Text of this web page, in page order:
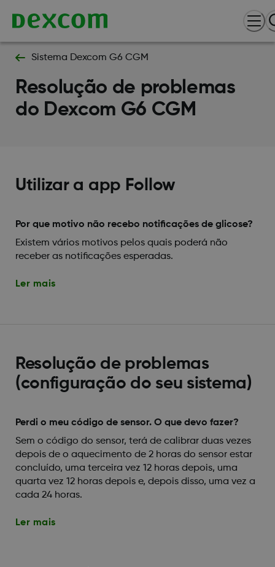
Sistema Dexcom G6 CGM
Resolução de problemas
do Dexcom G6 CGM
Utilizar a app Follow
Por que motivo não recebo notificações de glicose?
Existem vários motivos pelos quais poderá não
receber as notificações esperadas.
Ler mais
Resolução de problemas
(configuração do seu sistema)
Perdi o meu código de sensor. O que devo fazer?
Sem o código do sensor, terá de calibrar duas vezes
depois de o aquecimento de 2 horas do sensor estar
concluído, uma terceira vez 12 horas depois, uma
quarta vez 12 horas depois e, depois disso, uma vez a
cada 24 horas.
Ler mais